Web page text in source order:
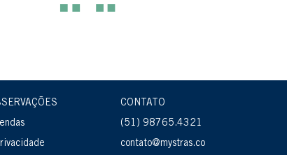
CONTATO
(51) 98765.4321
contato@mystras.co